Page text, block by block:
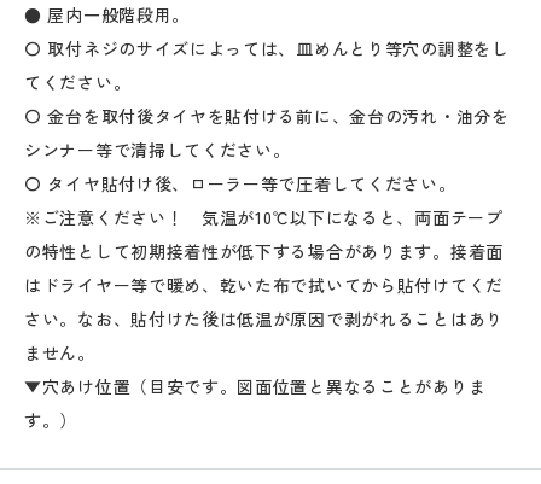
● 屋内一般階段用。
〇 取付ネジのサイズによっては、皿めんとり等穴の調整をし
てください。
〇 金台を取付後タイヤを貼付ける前に、金台の汚れ・油分を
シンナー等で清掃してください。
〇 タイヤ貼付け後、ローラー等で圧着してください。
※ご注意ください！ 気温が10℃以下になると、両面テープ
の特性として初期接着性が低下する場合があります。接着面
はドライヤー等で暖め、乾いた布で拭いてから貼付けてくだ
さい。なお、貼付けた後は低温が原因で剥がれることはあり
ません。
▼穴あけ位置（目安です。図面位置と異なることがありま
す。）